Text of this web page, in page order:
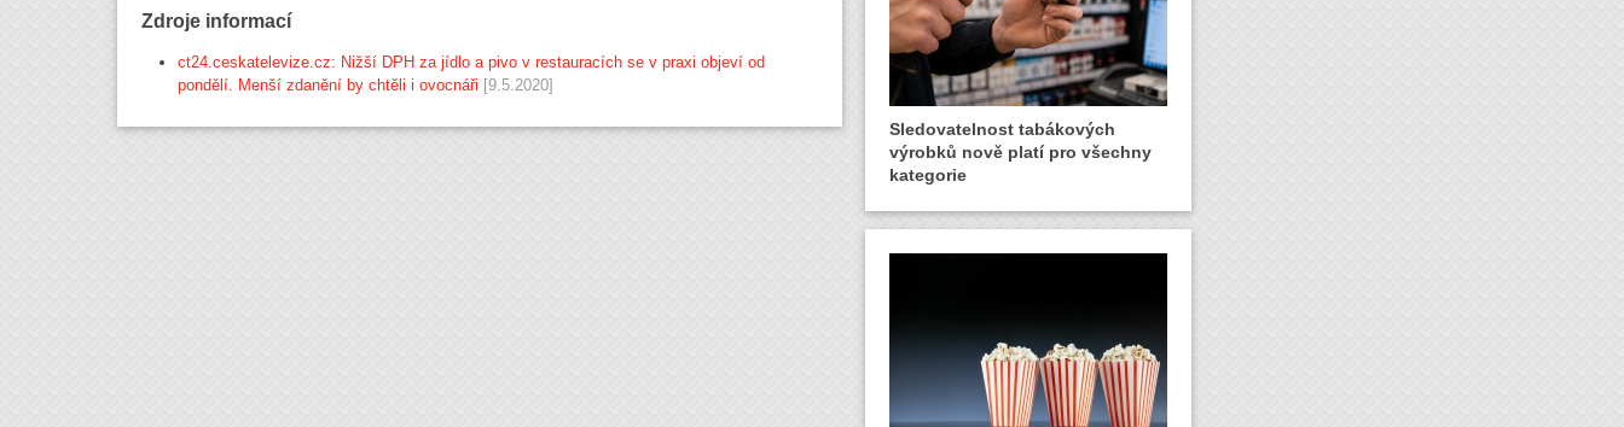
Zdroje informací
ct24.ceskatelevize.cz: Nižší DPH za jídlo a pivo v restauracích se v praxi objeví od
pondělí. Menší zdanění by chtěli i ovocnáři [9.5.2020]
Sledovatelnost tabákových
výrobků nově platí pro všechny
kategorie